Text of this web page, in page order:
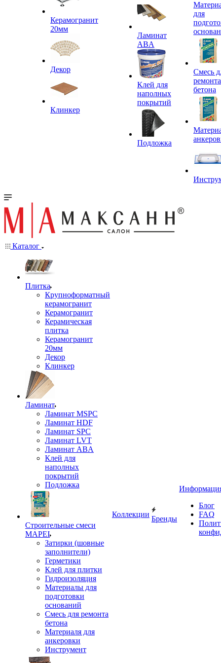
Керамогранит
20мм
Декор
Клинкер
Ламинат
ABA
Клей для
наполных
покрытий
Подложка
для
Смесь
ремонта
бетона
Каталог
Плитка
Крупноформатный
керамогранит
Керамогранит
Керамическая
плитка
Керамогранит
20мм
Декор
Клинкер
Ламинат
Ламинат MSPC
Ламинат HDF
Ламинат SPC
Ламинат LVT
Ламинат ABA
Клей для
наполных
покрытий
Подложка
Строительные смеси
MAPEI
Затирки (шовные
заполнители)
Герметики
Клей для плитки
Гидроизоляция
Материалы для
подготовки
оснований
Смесь для ремонта
бетона
Материаля для
анкеровки
Инструмент
Коллекции
Бренды
Блог
FAQ